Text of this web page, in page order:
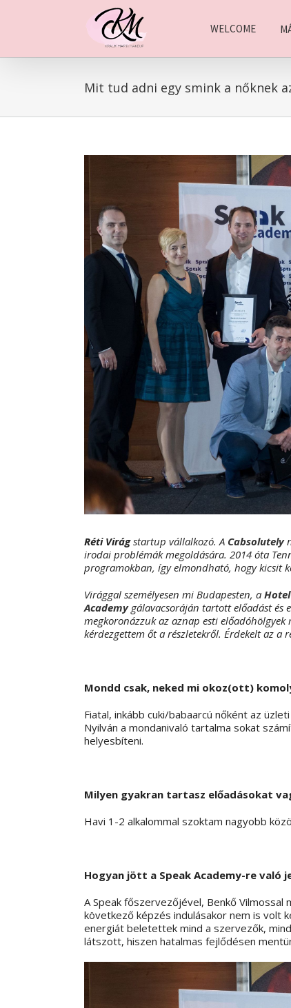
WELCOME
Mit tud adni egy smink a nőknek
Réti Virágstartup vállalkozó. A Cabsolutely
irodai problémák megoldására. 2014 óta
programokban, így elmondható, hogy kicsit
Virággal személyesen mi Budapesten, a
Academygálavacsoráján tartott előadást és
megkoronázzuk az aznap esti
kérdezgettem őt a részletekről. Érdekelt az a
Mondd csak, neked mi okoz(ott)
Fiatal, inkább cuki/babaarcú nőként az
Nyilván a mondanivaló tartalma sokat
helyesbíteni.
Milyen gyakran tartasz előadásokat
Havi 1-2 alkalommal szoktam nagyobb
Hogyan jött a Speak Academy-re való
A Speak főszervezőjével, Benkő
következő képzés indulásakor nem is volt
energiát beletettek mind a szervezők,
látszott, hiszen hatalmas fejlődésen